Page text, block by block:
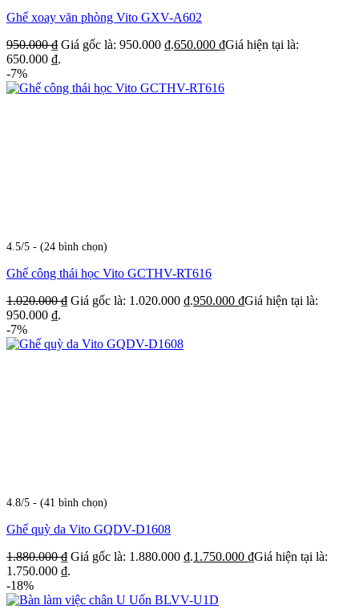
Ghế xoay văn phòng Vito GXV-A602
950.000₫ Giá gốc là: 950.000 ₫.650.000 ₫Giá hiện tại là:
650.000 ₫.
-7%
4.5/5 - (24 bình chọn)
Ghế công thái học Vito GCTHV-RT616
1.020.000₫ Giá gốc là: 1.020.000 ₫.950.000 ₫Giá hiện tại là:
950.000 ₫.
-7%
4.8/5 - (41 bình chọn)
Ghế quỳ da Vito GQDV-D1608
1.880.000₫ Giá gốc là: 1.880.000 ₫.1.750.000 ₫Giá hiện tại là:
1.750.000 ₫.
-18%